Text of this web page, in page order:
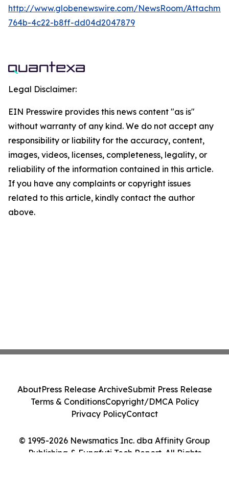
http://www.globenewswire.com/NewsRoom/
764b-4c22-b8ff-dd04d2047879
Legal Disclaimer:
EIN Presswire provides this news content "as is"
without warranty of any kind. We do not accept any
responsibility or liability for the accuracy, content,
images, videos, licenses, completeness, legality, or
reliability of the information contained in this article.
If you have any complaints or copyright issues
related to this article, kindly contact the author
above.
© 1995-2026 Newsmatics Inc. dba Affinity Group
Publishing & Funafuti Tech Report. All Rights
AboutPress Release ArchiveSubmit Press Release
Terms & ConditionsCopyright/DMCA Policy
Privacy PolicyContact